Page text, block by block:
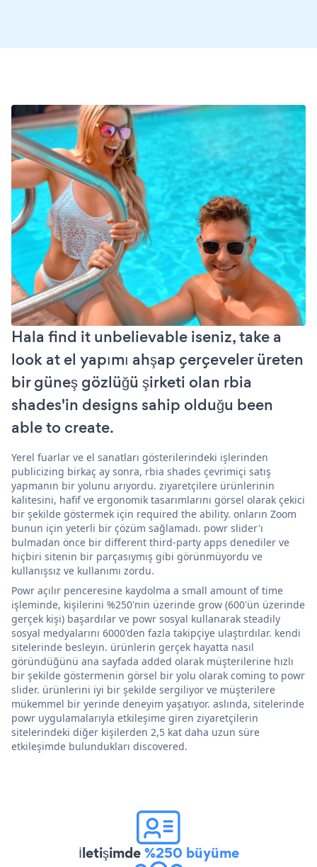
Hala find it unbelievable iseniz, take a
look at el yapımı ahşap çerçeveler üreten
bir güneş gözlüğü şirketi olan rbia
shades'in designs sahip olduğu been
able to create.
Yerel fuarlar ve el sanatları gösterilerindeki işlerinden
publicizing birkaç ay sonra, rbia shades çevrimiçi satış
yapmanın bir yolunu arıyordu. ziyaretçilere ürünlerinin
kalitesini, hafif ve ergonomik tasarımlarını görsel olarak çekici
bir şekilde göstermek için required the ability. onların Zoom
bunun için yeterli bir çözüm sağlamadı. powr slider'ı
bulmadan önce bir different third-party apps denediler ve
hiçbiri sitenin bir parçasıymış gibi görünmüyordu ve
kullanışsız ve kullanımı zordu.
Powr açılır penceresine kaydolma a small amount of time
işleminde, kişilerini %250'nin üzerinde grow (600'ün üzerinde
gerçek kişi) başardılar ve powr sosyal kullanarak steadily
sosyal medyalarını 6000'den fazla takipçiye ulaştırdılar. kendi
sitelerinde besleyin. ürünlerin gerçek hayatta nasıl
göründüğünü ana sayfada added olarak müşterilerine hızlı
bir şekilde göstermenin görsel bir yolu olarak coming to powr
slider. ürünlerini iyi bir şekilde sergiliyor ve müşterilere
mükemmel bir yerinde deneyim yaşatıyor. aslında, sitelerinde
powr uygulamalarıyla etkileşime giren ziyaretçilerin
sitelerindeki diğer kişilerden 2,5 kat daha uzun süre
etkileşimde bulundukları discovered.
İletişimde%250 büyüme